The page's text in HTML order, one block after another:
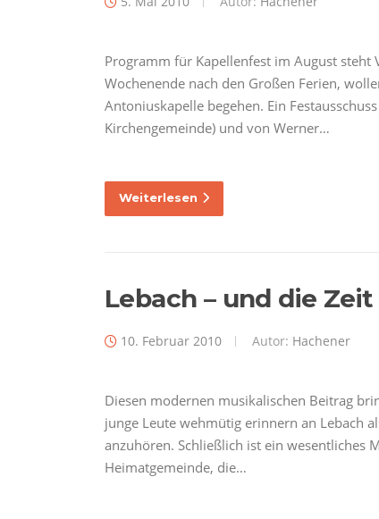
Programm für Kapellenfest im August steht
Wochenende nach den Großen Ferien,
Antoniuskapelle begehen. Ein
Kirchengemeinde) und von Werner…
Weiterlesen
Lebach – und die
10. Februar 2010 Autor: Hachener
Diesen modernen musikalischen Beitrag
junge Leute wehmütig erinnern an Lebach
anzuhören. Schließlich ist ein wesentliches
Heimatgemeinde, die…